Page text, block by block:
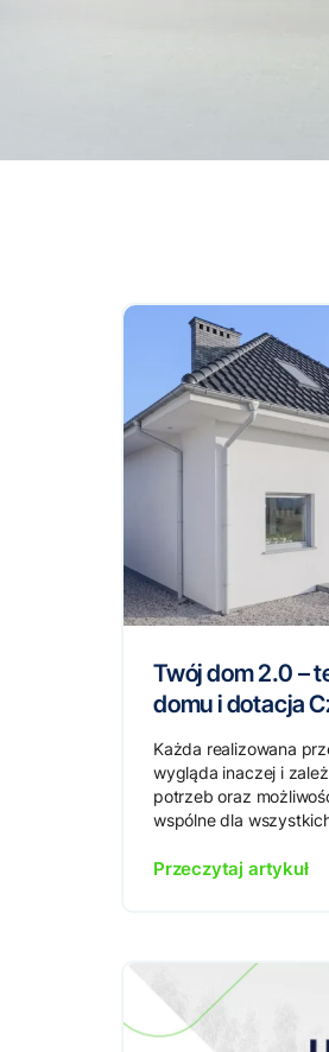
Twój dom 2.0 –
domu i dotacja
Każda realizowana
wygląda inaczej i
potrzeb oraz
wspólne dla
Przeczytaj artykuł